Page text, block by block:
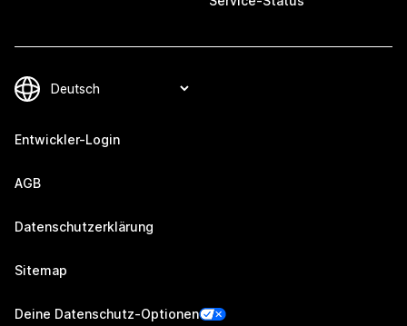
Entwickler-Login
AGB
Datenschutzerklärung
Sitemap
Deine Datenschutz-Optionen